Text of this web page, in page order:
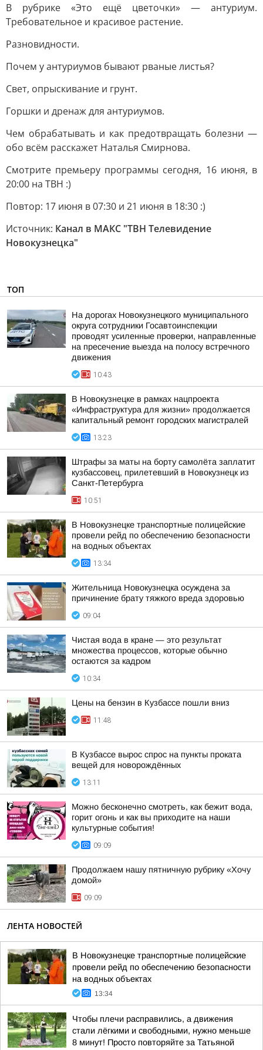
В рубрике «Это ещё цветочки» — антуриум.
Требовательное и красивое растение.
Разновидности.
Почем у антуриумов бывают рваные листья?
Свет, опрыскивание и грунт.
Горшки и дренаж для антуриумов.
Чем обрабатывать и как предотвращать болезни —
обо всём расскажет Наталья Смирнова.
Смотрите премьеру программы сегодня, 16 июня, в
20:00 на ТВН :)
Повтор: 17 июня в 07:30 и 21 июня в 18:30 :)
Источник: Канал в МАКС "ТВН Телевидение
Новокузнецка"
ТОП
На дорогах Новокузнецкого муниципального
округа сотрудники Госавтоинспекции
проводят усиленные проверки, направленные
на пресечение выезда на полосу встречного
движения
10:43
В Новокузнецке в рамках нацпроекта
«Инфраструктура для жизни» продолжается
капитальный ремонт городских магистралей
13:23
Штрафы за маты на борту самолёта заплатит
кузбассовец, прилетевший в Новокузнецк из
Санкт-Петербурга
10:51
В Новокузнецке транспортные полицейские
провели рейд по обеспечению безопасности
на водных объектах
13:34
Жительница Новокузнецка осуждена за
причинение брату тяжкого вреда здоровью
09:04
Чистая вода в кране — это результат
множества процессов, которые обычно
остаются за кадром
10:34
Цены на бензин в Кузбассе пошли вниз
11:48
В Кузбассе вырос спрос на пункты проката
вещей для новорождённых
13:11
Можно бесконечно смотреть, как бежит вода,
горит огонь и как вы приходите на наши
культурные события!
09:09
Продолжаем нашу пятничную рубрику «Хочу
домой»
09:09
ЛЕНТА НОВОСТЕЙ
В Новокузнецке транспортные полицейские
провели рейд по обеспечению безопасности
на водных объектах
13:34
Чтобы плечи расправились, а движения
стали лёгкими и свободными, нужно меньше
8 минут! Просто повторяйте за Татьяной